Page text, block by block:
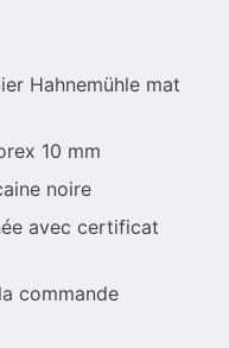
Hahnemühle mat
10 mm
noire
avec certificat
commande